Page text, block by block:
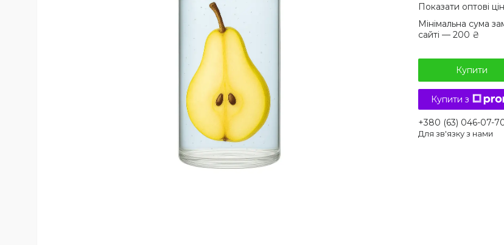
Показати оптові
Мінімальна сума
сайті — 200 ₴
Купити
Купити з
+380 (63) 046-07-
Для зв'язку з нами